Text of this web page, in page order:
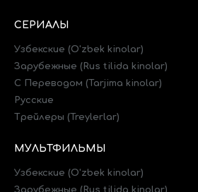
СЕРИАЛЫ
Узбекские (O'zbek kinolar)
Зарубежные (Rus tilida kinolar)
C Переводом (Tarjima kinolar)
Русские
Трейлеры (Treylerlar)
МУЛЬТФИЛЬМЫ
Узбекские (O'zbek kinolar)
Зарубежные (Rus tilida kinolar)